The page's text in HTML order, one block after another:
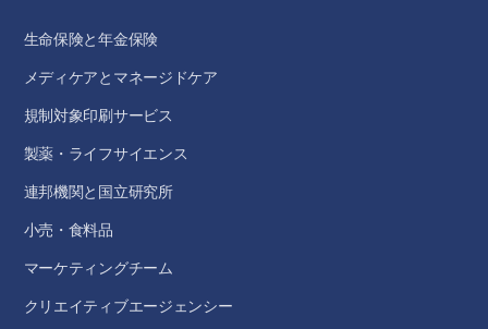
生命保険と年金保険
メディケアとマネージドケア
規制対象印刷サービス
製薬・ライフサイエンス
連邦機関と国立研究所
小売・食料品
マーケティングチーム
クリエイティブエージェンシー